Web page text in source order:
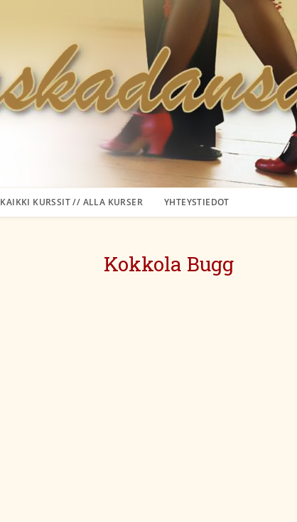
KAIKKI KURSSIT // ALLA KURSER YHTEYSTIEDOT
Kokkola Bugg